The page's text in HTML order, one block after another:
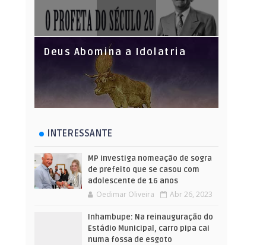
Deus Abomina a Idolatria
INTERESSANTE
MP investiga nomeação de sogra
de prefeito que se casou com
adolescente de 16 anos
Oedimar Oliveira Abr 26, 2023
Inhambupe: Na reinauguração do
Estádio Municipal, carro pipa cai
numa fossa de esgoto